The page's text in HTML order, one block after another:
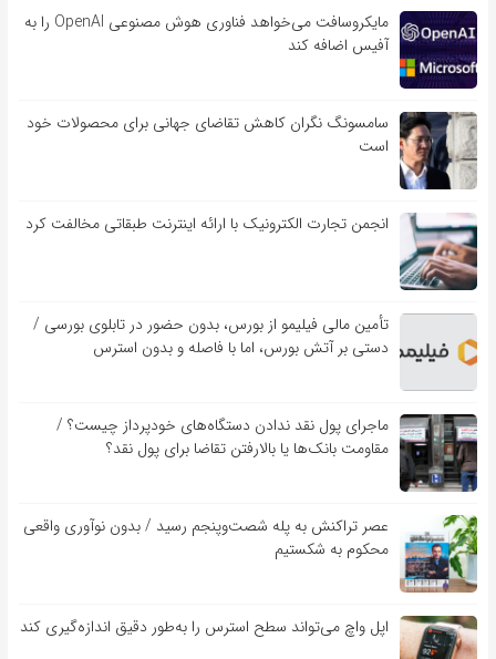
مایکروسافت می‌خواهد فناوری هوش مصنوعی OpenAI را به
آفیس اضافه کند
سامسونگ نگران کاهش تقاضای جهانی برای محصولات خود
است
انجمن تجارت الکترونیک با ارائه اینترنت طبقاتی مخالفت کرد
تأمین مالی فیلیمو از بورس، بدون حضور در تابلوی بورسی /
دستی بر آتش بورس، اما با فاصله و بدون استرس
ماجرای پول نقد ندادن دستگاه‌های خودپرداز چیست؟ /
مقاومت بانک‌ها یا بالارفتن تقاضا برای پول نقد؟
عصر تراکنش به پله شصت‌وپنجم رسید / بدون نوآوری واقعی
محکوم به شکستیم
اپل واچ می‌تواند سطح استرس را به‌طور دقیق اندازه‌گیری کند